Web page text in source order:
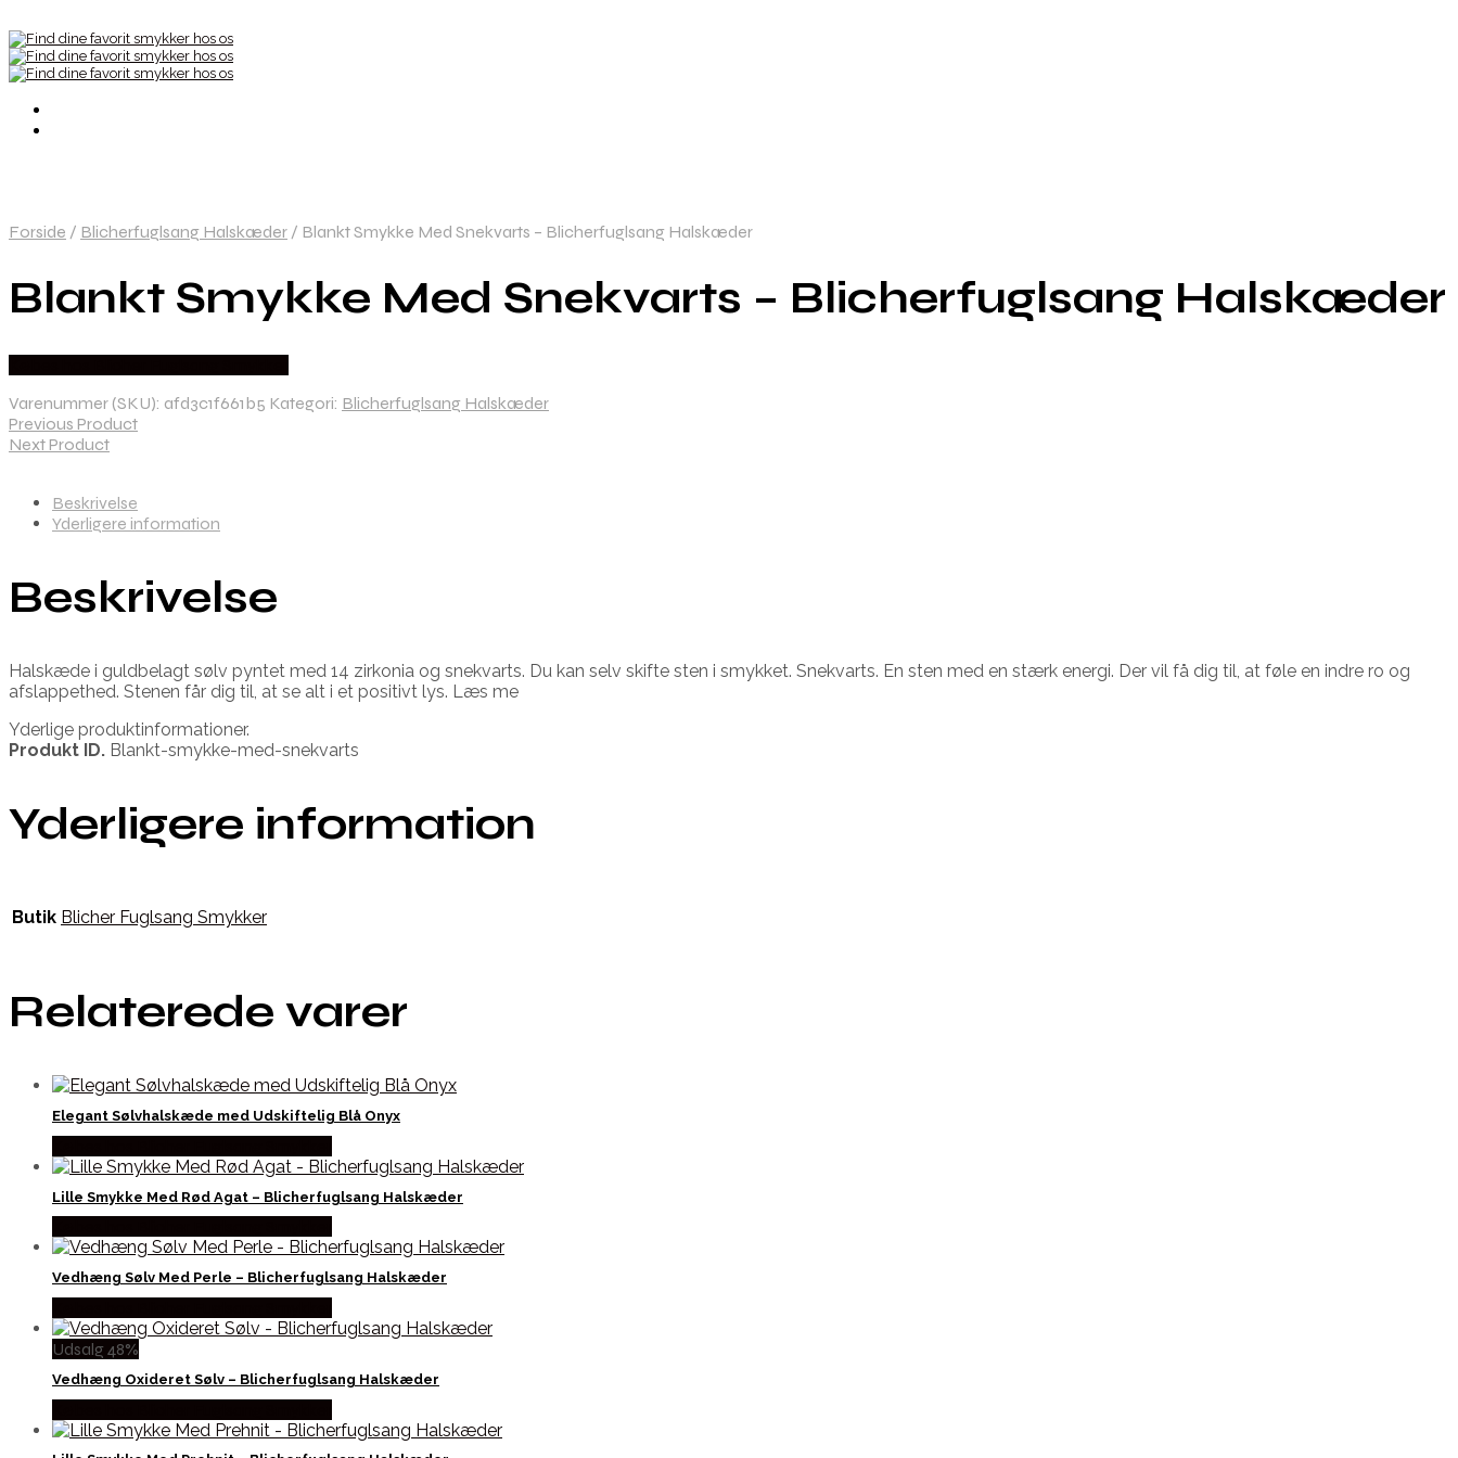
Forside / Blicherfuglsang Halskæder / Blankt Smykke Med Snekvarts – Blicherfuglsang Halskæder
Blankt Smykke Med Snekvarts – Blicherfuglsang Halskæder
Varenummer (SKU): afd3c1f661b5 Kategori: Blicherfuglsang Halskæder
Previous Product
Next Product
Beskrivelse
Yderligere information
Beskrivelse
Halskæde i guldbelagt sølv pyntet med 14 zirkonia og snekvarts. Du kan selv skifte sten i smykket. Snekvarts. En sten med en stærk energi. Der vil få dig til, at føle en indre ro og
afslappethed. Stenen får dig til, at se alt i et positivt lys. Læs me
Yderlige produktinformationer.
Produkt ID. Blankt-smykke-med-snekvarts
Yderligere information
Butik Blicher Fuglsang Smykker
Relaterede varer
Elegant Sølvhalskæde med Udskiftelig Blå Onyx
Lille Smykke Med Rød Agat – Blicherfuglsang Halskæder
Vedhæng Sølv Med Perle – Blicherfuglsang Halskæder
Udsalg 48%
Vedhæng Oxideret Sølv – Blicherfuglsang Halskæder